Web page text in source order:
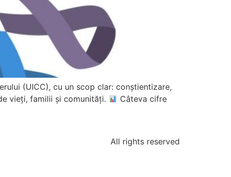
(UICC), cu un scop clar: conștientizare,
vieți, familii și comunități.
Câteva cifre
All rights reserved